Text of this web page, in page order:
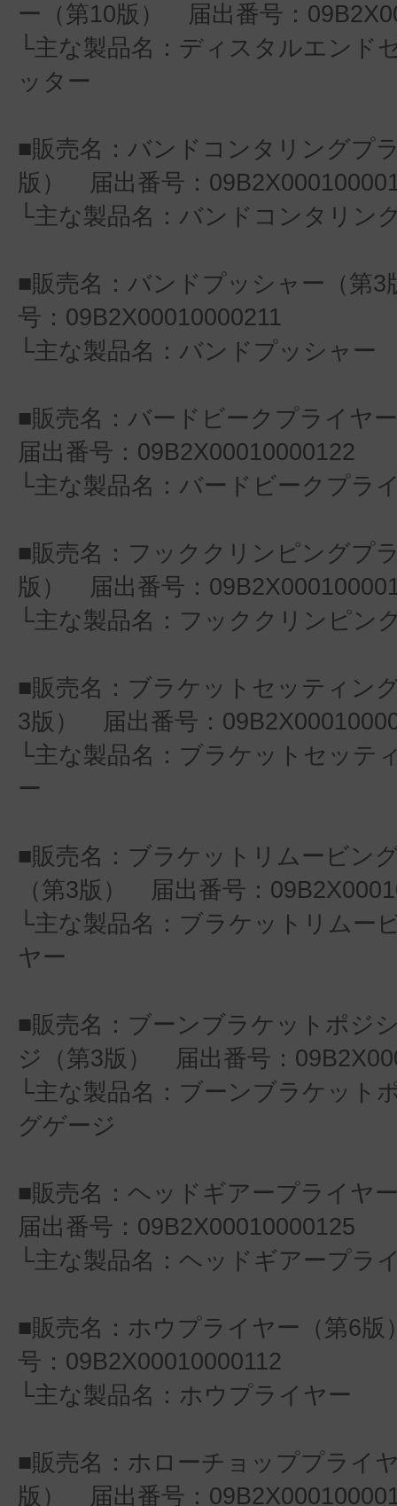
ー（第10版） 届出番号：
└主な製品名：ディスタルエンド
ッター
■販売名：バンドコンタリングプ
版） 届出番号：
└主な製品名：バンドコンタリン
■販売名：バンドプッシャー（第
号：09B2X00010000211
└主な製品名：バンドプッシャー
■販売名：バードビークプライ
届出番号：09B2X00010000122
└主な製品名：バードビークプラ
■販売名：フッククリンピングプ
版） 届出番号：
└主な製品名：フッククリンピン
■販売名：ブラケットセッティン
3版） 届出番号：
└主な製品名：ブラケットセッテ
ー
■販売名：ブラケットリムービン
（第3版） 届出番号：
└主な製品名：ブラケットリムー
ヤー
■販売名：ブーンブラケットポジ
ジ（第3版） 届出番号：
└主な製品名：ブーンブラケット
グゲージ
■販売名：ヘッドギアープライ
届出番号：09B2X00010000125
└主な製品名：ヘッドギアープラ
■販売名：ホウプライヤー（第6
号：09B2X00010000112
└主な製品名：ホウプライヤー
■販売名：ホローチョッププライ
版） 届出番号：